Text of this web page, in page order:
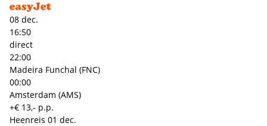
08 dec.
16:50
direct
22:00
Madeira Funchal (FNC)
00:00
Amsterdam (AMS)
+€ 13,- p.p.
Heenreis 01 dec.